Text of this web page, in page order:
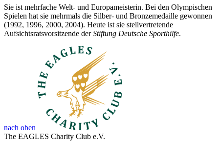
Sie ist mehrfache Welt- und Europameisterin. Bei den Olympischen
Spielen hat sie mehrmals die Silber- und Bronzemedaille gewonnen
(1992, 1996, 2000, 2004). Heute ist sie stellvertretende
Aufsichtsratsvorsitzende derStiftung Deutsche Sporthilfe.
nach oben
The EAGLES Charity Club e.V.